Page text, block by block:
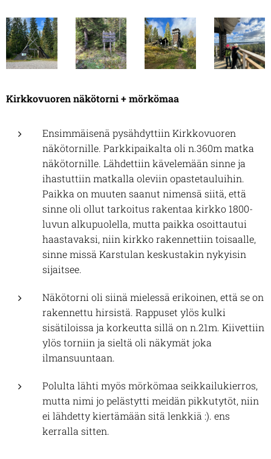
Kirkkovuoren näkötorni + mörkömaa
Ensimmäisenä pysähdyttiin Kirkkovuoren
näkötornille. Parkkipaikalta oli n.360m matka
näkötornille. Lähdettiin kävelemään sinne ja
ihastuttiin matkalla oleviin opastetauluihin.
Paikka on muuten saanut nimensä siitä, että
sinne oli ollut tarkoitus rakentaa kirkko 1800-
luvun alkupuolella, mutta paikka osoittautui
haastavaksi, niin kirkko rakennettiin toisaalle,
sinne missä Karstulan keskustakin nykyisin
sijaitsee.
Näkötorni oli siinä mielessä erikoinen, että se on
rakennettu hirsistä. Rappuset ylös kulki
sisätiloissa ja korkeutta sillä on n.21m. Kiivettiin
ylös torniin ja sieltä oli näkymät joka
ilmansuuntaan.
Polulta lähti myös mörkömaa seikkailukierros,
mutta nimi jo pelästytti meidän pikkutytöt, niin
ei lähdetty kiertämään sitä lenkkiä :). ens
kerralla sitten.